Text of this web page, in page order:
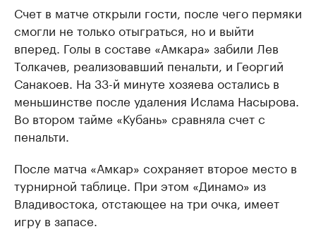
Счет в матче открыли гости, после чего пермяки
смогли не только отыграться, но и выйти
вперед. Голы в составе «Амкара» забили Лев
Толкачев, реализовавший пенальти, и Георгий
Санакоев. На 33-й минуте хозяева остались в
меньшинстве после удаления Ислама Насырова.
Во втором тайме «Кубань» сравняла счет с
пенальти.
После матча «Амкар» сохраняет второе место в
турнирной таблице. При этом «Динамо» из
Владивостока, отстающее на три очка, имеет
игру в запасе.